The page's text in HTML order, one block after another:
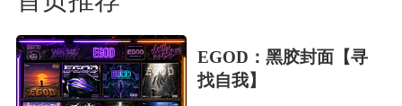
EGOD：黑胶封面【寻
找自我】